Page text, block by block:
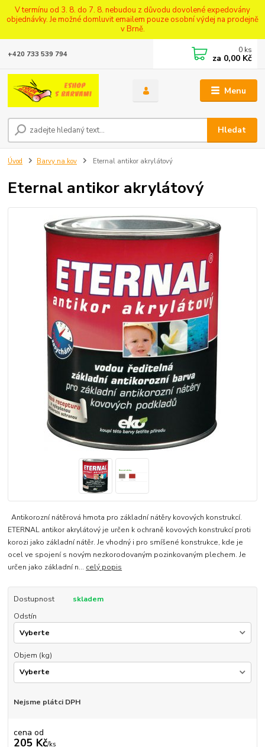
V termínu od 3. 8. do 7. 8. nebudou z důvodu dovolené expedovány
objednávky. Je možné domluvit emailem pouze osobní výdej na prodejně
v Brně.
Menu
Hledat
+420 733 539 794 0 ks
za 0,00 Kč
Úvod Barvy na kov Eternal antikor akrylátový
Eternal antikor akrylátový
Antikorozní nátěrová hmota pro základní nátěry kovových konstrukcí.
ETERNAL antikor akrylátový je určen k ochraně kovových konstrukcí proti
korozi jako základní nátěr. Je vhodný i pro smíšené konstrukce, kde je
ocel ve spojení s novým nezkorodovaným pozinkovaným plechem. Je
určen jako základní n... celý popis
Dostupnost
skladem
Odstín
Objem (kg)
Nejsme plátci DPH
cena od
205 Kč/ks